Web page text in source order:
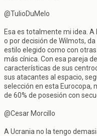
@TulioDuMelo
Esa es totalmente mi idea.
o por decisión de Wilmots,
estilo elegido como con
más cínica. Con esa pareja
características de sus
sus atacantes al espacio,
selección en esta Eurocopa,
de 60% de posesión con
@Cesar Morcillo
A Ucrania no la tengo